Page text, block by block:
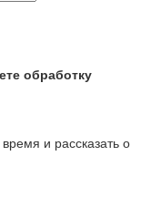
обработку
и рассказать о